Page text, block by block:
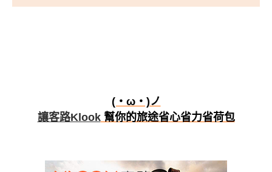
(・ω・)ノ
讓客路Klook幫你的旅途省心省力省荷包